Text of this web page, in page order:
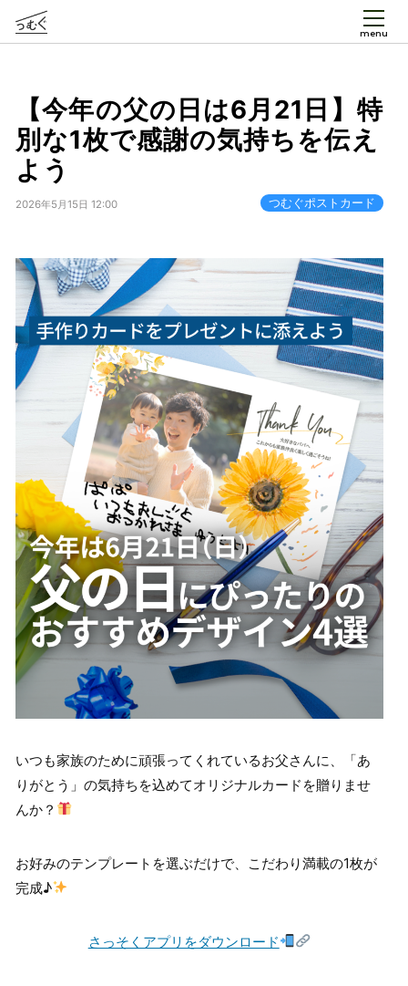
【今年の父の日は6月21日】特
別な1枚で感謝の気持ちを伝え
よう
2026年5月15日 12:00 つむぐポストカード
いつも家族のために頑張ってくれているお父さんに、「あ
りがとう」の気持ちを込めてオリジナルカードを贈りませ
んか？
お好みのテンプレートを選ぶだけで、こだわり満載の1枚が
完成♪
さっそくアプリをダウンロード
menu